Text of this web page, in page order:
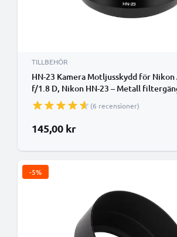
TILLBEHÖR
HN-23 Kamera Motljusskydd för Nikon
f/1.8 D, Nikon HN-23 – Metall
rund / tub Motljusskydd från CELLONIC
(6 recensioner)
145,00 kr
-5%